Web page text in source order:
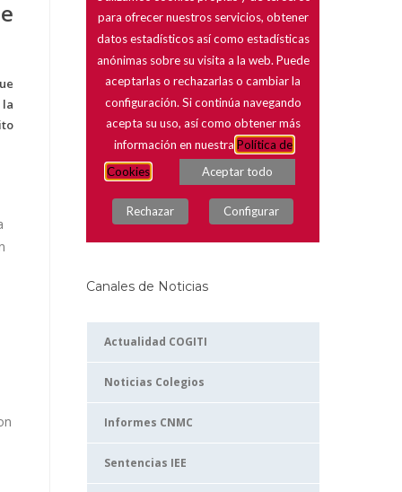
Canales de Noticias
Actualidad COGITI
Noticias Colegios
Informes CNMC
Sentencias IEE